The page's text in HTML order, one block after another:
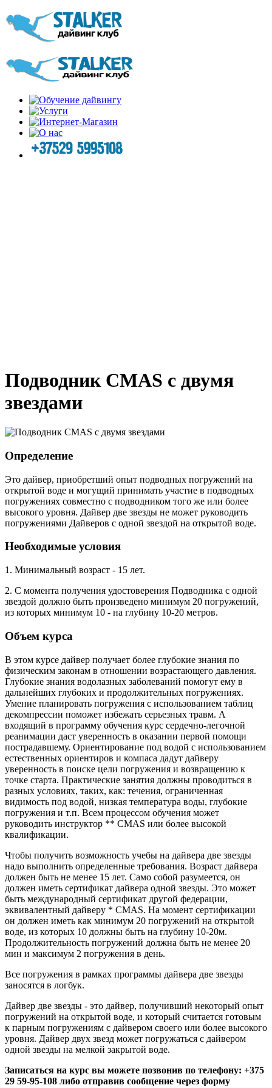
Подводник CMAS с двумя
звездами
Определение
Это дайвер, приобретший опыт подводных погружений на
открытой воде и могущий принимать участие в подводных
погружениях совместно с подводником того же или более
высокого уровня. Дайвер две звезды не может руководить
погружениями Дайверов с одной звездой на открытой воде.
Необходимые условия
1. Минимальный возраст - 15 лет.
2. С момента получения удостоверения Подводника с одной
звездой должно быть произведено минимум 20 погружений,
из которых минимум 10 - на глубину 10-20 метров.
Объем курса
В этом курсе дайвер получает более глубокие знания по
физическим законам в отношении возрастающего давления.
Глубокие знания водолазных заболеваний помогут ему в
дальнейших глубоких и продолжительных погружениях.
Умение планировать погружения с использованием таблиц
декомпрессии поможет избежать серьезных травм. А
входящий в программу обучения курс сердечно-легочной
реанимации даст уверенность в оказании первой помощи
пострадавшему. Ориентирование под водой с использованием
естественных ориентиров и компаса дадут дайверу
уверенность в поиске цели погружения и возвращению к
точке старта. Практические занятия должны проводиться в
разных условиях, таких, как: течения, ограниченная
видимость под водой, низкая температура воды, глубокие
погружения и т.п. Всем процессом обучения может
руководить инструктор ** CMAS или более высокой
квалификации.
Чтобы получить возможность учебы на дайвера две звезды
надо выполнить определенные требования. Возраст дайвера
должен быть не менее 15 лет. Само собой разумеется, он
должен иметь сертификат дайвера одной звезды. Это может
быть международный сертификат другой федерации,
эквивалентный дайверу * CMAS. На момент сертификации
он должен иметь как минимум 20 погружений на открытой
воде, из которых 10 должны быть на глубину 10-20м.
Продолжительность погружений должна быть не менее 20
мин и максимум 2 погружения в день.
Все погружения в рамках программы дайвера две звезды
заносятся в логбук.
Дайвер две звезды - это дайвер, получивший некоторый опыт
погружений на открытой воде, и который считается готовым
к парным погружениям с дайвером своего или более высокого
уровня. Дайвер двух звезд может погружаться с дайвером
одной звезды на мелкой закрытой воде.
Записаться на курс вы можете позвонив по телефону: +375
29 59-95-108 либо отправив сообщение через форму